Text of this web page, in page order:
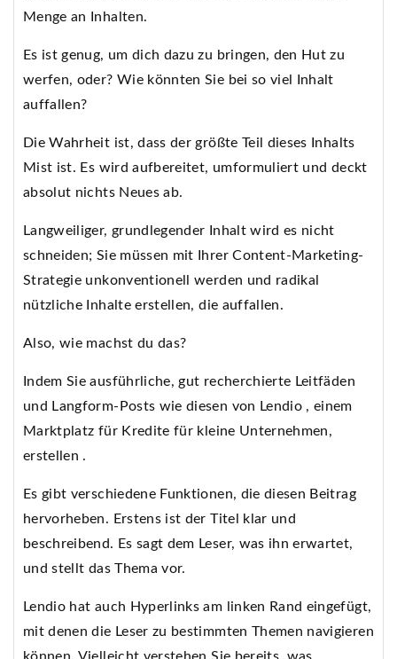
Menge an Inhalten.
Es ist genug, um dich dazu zu bringen, den Hut zu
werfen, oder? Wie könnten Sie bei so viel Inhalt
auffallen?
Die Wahrheit ist, dass der größte Teil dieses Inhalts
Mist ist. Es wird aufbereitet, umformuliert und deckt
absolut nichts Neues ab.
Langweiliger, grundlegender Inhalt wird es nicht
schneiden; Sie müssen mit Ihrer Content-Marketing-
Strategie unkonventionell werden und radikal
nützliche Inhalte erstellen, die auffallen.
Also, wie machst du das?
Indem Sie ausführliche, gut recherchierte Leitfäden
und Langform-Posts wie diesen von Lendio , einem
Marktplatz für Kredite für kleine Unternehmen,
erstellen .
Es gibt verschiedene Funktionen, die diesen Beitrag
hervorheben. Erstens ist der Titel klar und
beschreibend. Es sagt dem Leser, was ihn erwartet,
und stellt das Thema vor.
Lendio hat auch Hyperlinks am linken Rand eingefügt,
mit denen die Leser zu bestimmten Themen navigieren
können. Vielleicht verstehen Sie bereits, was